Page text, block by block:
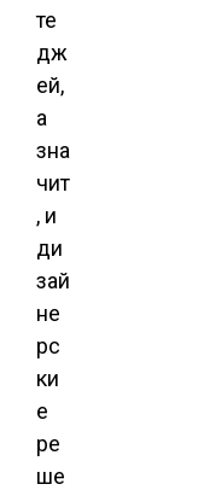
те
дж
ей,
а
зна
чит
, и
ди
зай
не
рс
ки
е
ре
ше